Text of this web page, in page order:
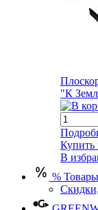
"К
Купить
В
%